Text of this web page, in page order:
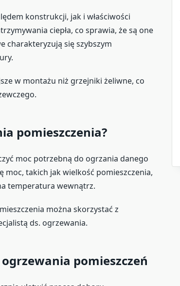
konstrukcji, jak i właściwości
ciepła, co sprawia, że są one
charakteryzują się szybszym
w montażu niż grzejniki żeliwne, co
pomieszczenia?
moc potrzebną do ogrzania danego
moc, takich jak wielkość pomieszczenia,
temperatura wewnątrz.
można skorzystać z
ds. ogrzewania.
pomieszczeń